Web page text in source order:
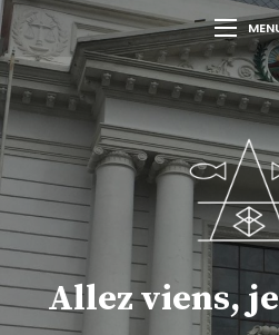
Allez viens,